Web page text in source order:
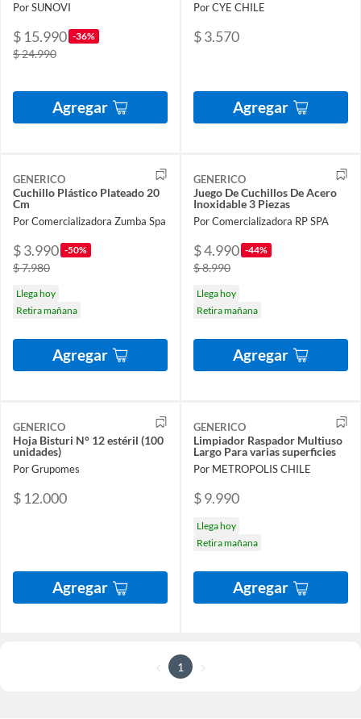
Por SUNOVI
$ 15.990 -36%
$ 24.990
Agregar
Por CYE CHILE
$ 3.570
Agregar
GENERICO
Cuchillo Plástico Plateado 20
Cm
Por Comercializadora Zumba Spa
$ 3.990 -50%
$ 7.980
Llega hoy
Retira mañana
Agregar
GENERICO
Juego De Cuchillos De Acero
Inoxidable 3 Piezas
Por Comercializadora RP SPA
$ 4.990 -44%
$ 8.990
Llega hoy
Retira mañana
Agregar
GENERICO
Hoja Bisturi N° 12 estéril (100
unidades)
Por Grupomes
$ 12.000
Agregar
GENERICO
Limpiador Raspador Multiuso
Largo Para varias superficies
Por METROPOLIS CHILE
$ 9.990
Llega hoy
Retira mañana
Agregar
1